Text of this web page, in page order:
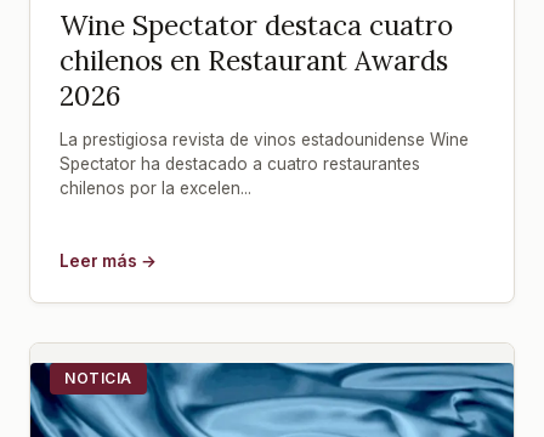
Wine Spectator destaca cuatro
chilenos en Restaurant Awards
2026
La prestigiosa revista de vinos estadounidense Wine
Spectator ha destacado a cuatro restaurantes
chilenos por la excelen...
Leer más →
NOTICIA